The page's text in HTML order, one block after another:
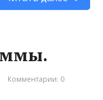
Комментарии: 0